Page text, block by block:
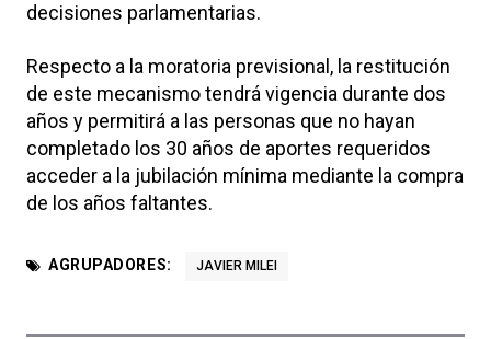
decisiones parlamentarias.
Respecto a la moratoria previsional, la restitución
de este mecanismo tendrá vigencia durante dos
años y permitirá a las personas que no hayan
completado los 30 años de aportes requeridos
acceder a la jubilación mínima mediante la compra
de los años faltantes.
AGRUPADORES: JAVIER MILEI